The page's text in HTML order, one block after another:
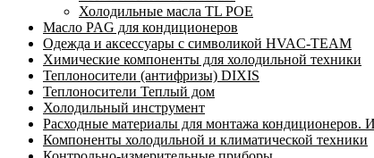
Холодильные масла TL POE
Масло PAG для кондиционеров
Одежда и аксессуары с символикой HVAC-TEAM
Химические компоненты для холодильной техники
Теплоносители (антифризы) DIXIS
Теплоносители Теплый дом
Холодильный инструмент
Расходные материалы для монтажа кондиционеров.
Компоненты холодильной и климатической техники